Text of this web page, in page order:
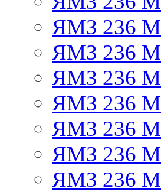
ЯМЗ 236 М
ЯМЗ 236 М
ЯМЗ 236 М
ЯМЗ 236 М
ЯМЗ 236 М
ЯМЗ 236 М
ЯМЗ 236 М